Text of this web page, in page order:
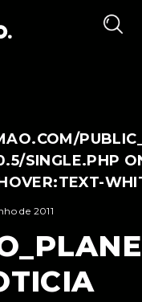
SINGLE.PHP
de 2011